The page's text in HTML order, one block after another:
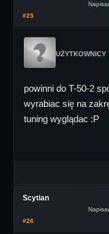
#25
UŻYTKOWNICY
powinni do T-50-2
wyrabiac się na
tuning wyglądac :P
Scytian
#26